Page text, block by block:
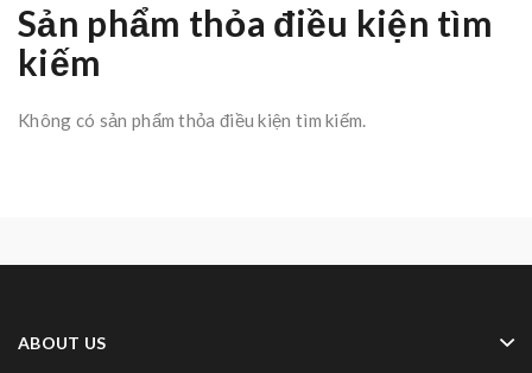
Sản phẩm thỏa điều kiện tìm
kiếm
Không có sản phẩm thỏa điều kiện tìm kiếm.
ABOUT US